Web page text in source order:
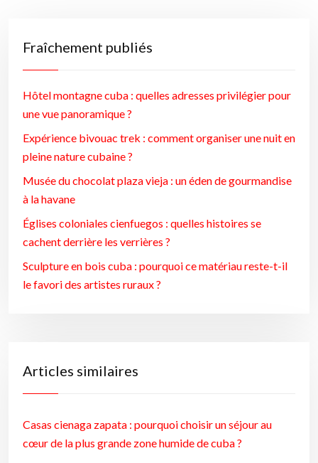
Fraîchement publiés
Hôtel montagne cuba : quelles adresses privilégier pour
une vue panoramique ?
Expérience bivouac trek : comment organiser une nuit en
pleine nature cubaine ?
Musée du chocolat plaza vieja : un éden de gourmandise
à la havane
Églises coloniales cienfuegos : quelles histoires se
cachent derrière les verrières ?
Sculpture en bois cuba : pourquoi ce matériau reste-t-il
le favori des artistes ruraux ?
Articles similaires
Casas cienaga zapata : pourquoi choisir un séjour au
cœur de la plus grande zone humide de cuba ?